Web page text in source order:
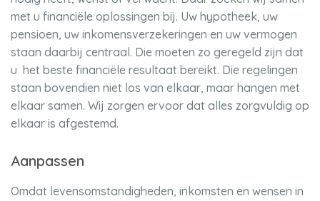
met u financiële oplossingen bij. Uw hypotheek, uw
pensioen, uw inkomensverzekeringen en uw vermogen
staan daarbij centraal. Die moeten zo geregeld zijn dat
u het beste financiële resultaat bereikt. Die regelingen
staan bovendien niet los van elkaar, maar hangen met
elkaar samen. Wij zorgen ervoor dat alles zorgvuldig op
elkaar is afgestemd.
Aanpassen
Omdat levensomstandigheden, inkomsten en wensen in